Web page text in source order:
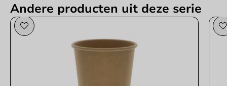
Andere producten uit deze serie